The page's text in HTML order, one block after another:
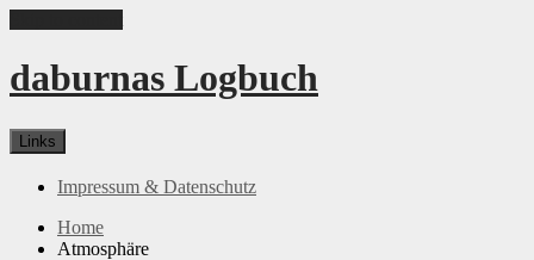
daburnas Logbuch
Links
Impressum & Datenschutz
Home
Atmosphäre